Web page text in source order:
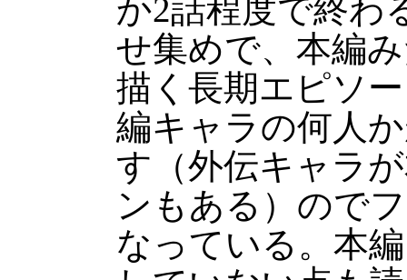
か2話程度で終わ
せ集めで、本編
描く長期エピソ
編キャラの何人
す（外伝キャラ
ンもある）ので
なっている。本